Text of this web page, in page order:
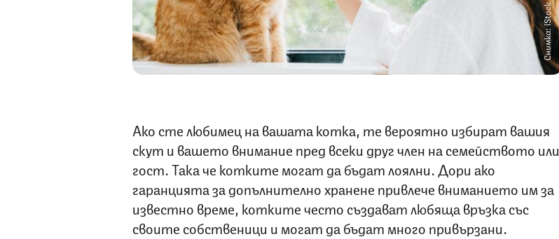
Снимка: iStock
Ако сте любимец на вашата котка, те вероятно избират вашия
скут и вашето внимание пред всеки друг член на семейството или
гост. Така че котките могат да бъдат лоялни. Дори ако
гаранцията за допълнително хранене привлече вниманието им за
известно време, котките често създават любяща връзка със
своите собственици и могат да бъдат много привързани.